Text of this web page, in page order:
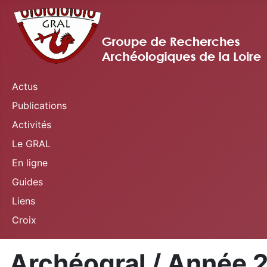
Actus
Publications
Activités
Le GRAL
En ligne
Guides
Liens
Croix